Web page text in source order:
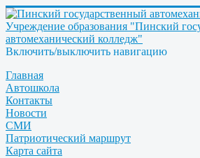
Учреждение образования "Пинский
автомеханический колледж"
Включить/выключить навигацию
Главная
Автошкола
Контакты
Новости
СМИ
Патриотический маршрут
Карта сайта